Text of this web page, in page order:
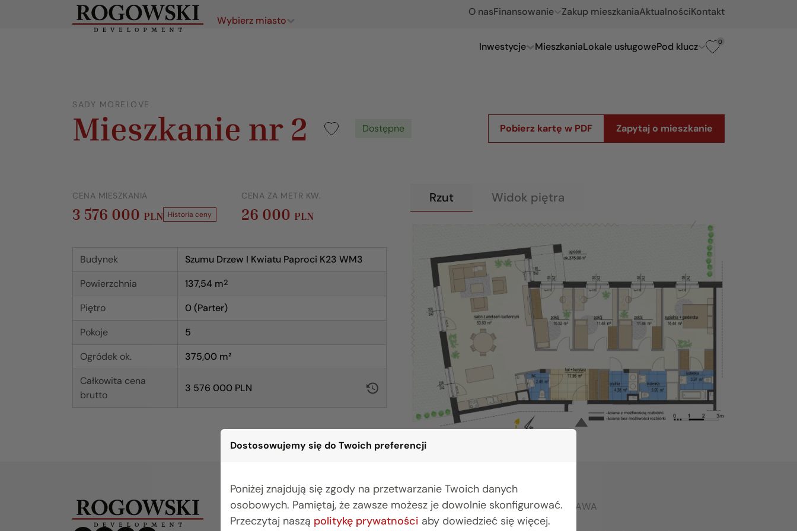
Dostosowujemy się do Twoich preferencji
Poniżej znajdują się zgody na przetwarzanie Twoich danych
osobowych. Pamiętaj, że zawsze możesz je dowolnie skonfigurować.
Przeczytaj naszą politykę prywatności aby dowiedzieć się więcej.
O nasFinansowanie Zakup mieszkaniaAktualnościKontakt
Wybierz miasto
Inwestycje MieszkaniaLokale usługowePod klucz 0
SADY MORELOVE
Mieszkanie nr 2 Dostępne Pobierz kartę w PDF Zapytaj o mieszkanie
CENA MIESZKANIA
3 576 000 PLN Historia ceny
CENA ZA METR KW.
26 000 PLN
Budynek
Szumu Drzew I Kwiatu Paproci K23 WM3
Powierzchnia
137,54 m2
Piętro
0 (Parter)
Pokoje
5
Ogródek ok.
375,00 m²
Całkowita cena
brutto
3 576 000 PLN
Rzut Widok piętra
BIURO BIAŁYSTOK
(85) 749 99 09
BIURO WARSZAWA
(22) 642 03 55